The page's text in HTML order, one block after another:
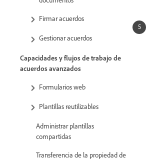
Firmar acuerdos
Gestionar acuerdos
Capacidades y flujos de trabajo de
acuerdos avanzados
Formularios web
Plantillas reutilizables
Administrar plantillas
compartidas
Transferencia de la propiedad de